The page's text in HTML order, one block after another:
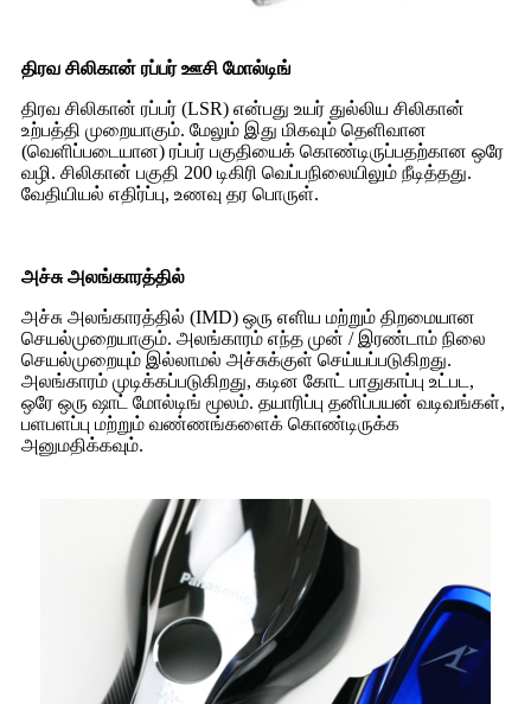
திரவ சிலிகான் ரப்பர் ஊசி மோல்டிங்
திரவ சிலிகான் ரப்பர் (LSR) என்பது உயர் துல்லிய சிலிகான்
உற்பத்தி முறையாகும். மேலும் இது மிகவும் தெளிவான
(வெளிப்படையான) ரப்பர் பகுதியைக் கொண்டிருப்பதற்கான ஒரே
வழி. சிலிகான் பகுதி 200 டிகிரி வெப்பநிலையிலும் நீடித்தது.
வேதியியல் எதிர்ப்பு, உணவு தர பொருள்.
அச்சு அலங்காரத்தில்
அச்சு அலங்காரத்தில் (IMD) ஒரு எளிய மற்றும் திறமையான
செயல்முறையாகும். அலங்காரம் எந்த முன் / இரண்டாம் நிலை
செயல்முறையும் இல்லாமல் அச்சுக்குள் செய்யப்படுகிறது.
அலங்காரம் முடிக்கப்படுகிறது, கடின கோட் பாதுகாப்பு உட்பட,
ஒரே ஒரு ஷாட் மோல்டிங் மூலம். தயாரிப்பு தனிப்பயன் வடிவங்கள்,
பளபளப்பு மற்றும் வண்ணங்களைக் கொண்டிருக்க
அனுமதிக்கவும்.